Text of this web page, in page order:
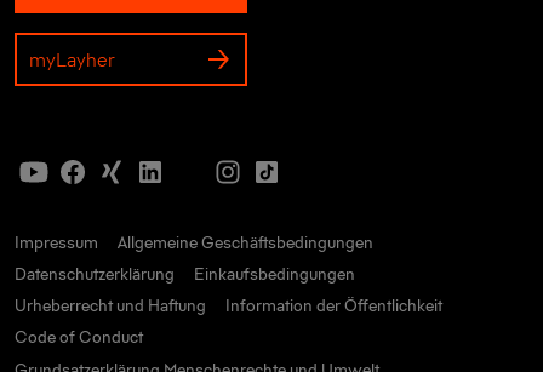
myLayher
Impressum
Allgemeine Geschäftsbedingungen
Datenschutzerklärung
Einkaufsbedingungen
Urheberrecht und Haftung
Information der Öffentlichkeit
Code of Conduct